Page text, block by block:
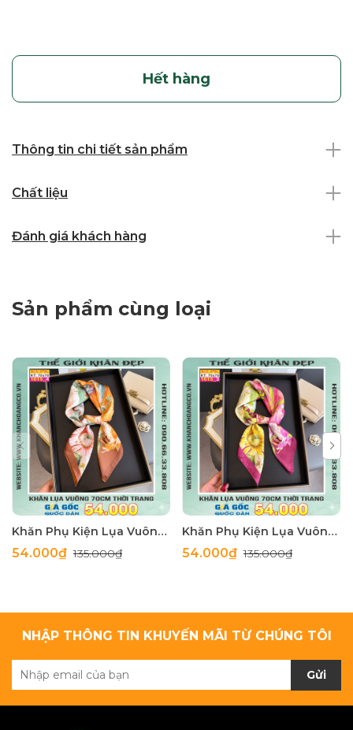
Hết hàng
Thông tin chi tiết sản phẩm
Chất liệu
Đánh giá khách hàng
Sản phẩm cùng loại
Khăn Phụ Kiện Lụa Vuông 70cm - Thế Giới Khăn Đẹp C1062_4
54.000₫135.000₫
Khăn Phụ Kiện Lụa Vuông 70cm - Thế Giới Khăn Đẹp C1062_3
54.000₫135.000₫
NHẬP THÔNG TIN KHUYẾN MÃI TỪ CHÚNG TÔI
Gửi